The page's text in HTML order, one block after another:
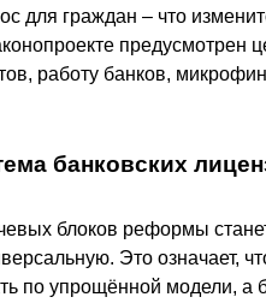
для граждан – что
предусмотрен
работу банков,
банковских
блоков реформы
Это означает,
по упрощённой модели, а